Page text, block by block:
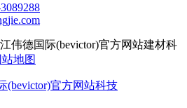
伟德国际(bevictor)官方网站建材科
站地图
(bevictor)官方网站科技